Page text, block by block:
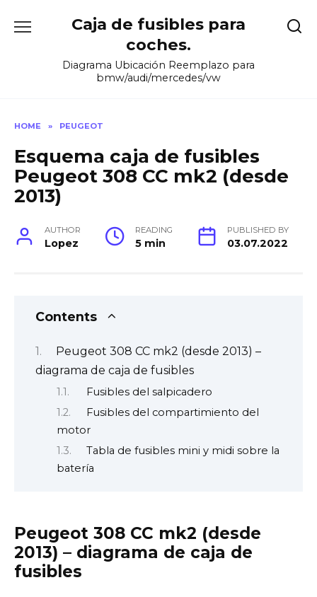
Caja de fusibles para
coches.
Diagrama Ubicación Reemplazo para
bmw/audi/mercedes/vw
HOME » PEUGEOT
Esquema caja de fusibles
Peugeot 308 CC mk2 (desde
2013)
AUTHOR
Lopez
READING
5 min
PUBLISHED BY
03.07.2022
Contents
Peugeot 308 CC mk2 (desde 2013) –
diagrama de caja de fusibles
Fusibles del salpicadero
Fusibles del compartimiento del
motor
Tabla de fusibles mini y midi sobre la
batería
Peugeot 308 CC mk2 (desde
2013) – diagrama de caja de
fusibles